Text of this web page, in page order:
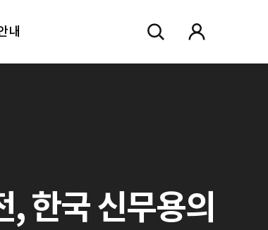
내
한국 신무용의